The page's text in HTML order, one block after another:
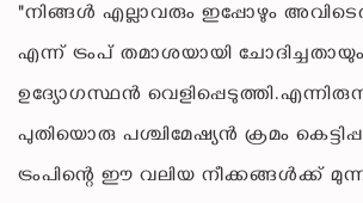
"നിങ്ങൾ എല്ലാവരും ഇപ്പോഴും
എന്ന് ട്രംപ് തമാശയായി
ഉദ്യോഗസ്ഥൻ
പുതിയൊരു പശ്ചിമേഷ്യൻ ക്രമം
ട്രംപിന്റെ ഈ വലിയ നീക്കങ്ങൾക്ക്